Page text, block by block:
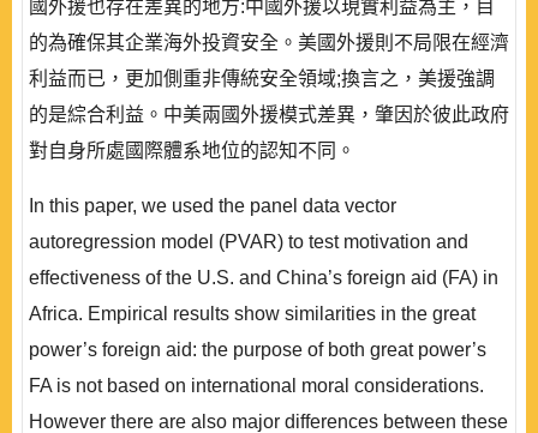
國外援也存在差異的地方:中國外援以現實利益為主，目
的為確保其企業海外投資安全。美國外援則不局限在經濟
利益而已，更加側重非傳統安全領域;換言之，美援強調
的是綜合利益。中美兩國外援模式差異，肇因於彼此政府
對自身所處國際體系地位的認知不同。
In this paper, we used the panel data vector
autoregression model (PVAR) to test motivation and
effectiveness of the U.S. and China’s foreign aid (FA) in
Africa. Empirical results show similarities in the great
power’s foreign aid: the purpose of both great power’s
FA is not based on international moral considerations.
However there are also major differences between these